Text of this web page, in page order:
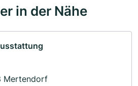
in der Nähe
Mertendorf